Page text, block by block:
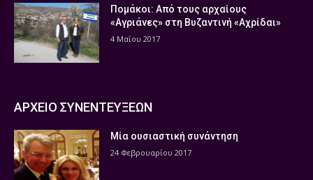
Πομάκοι: Από τους αρχαίους
«Αγριάνες» στη Βυζαντινή «Αχρίδαι»
4 Μαΐου 2017
ΑΡΧΕΙΟ ΣΥΝΕΝΤΕΥΞΕΩΝ
Μία ουσιαστική συνάντηση
24 Φεβρουαρίου 2017